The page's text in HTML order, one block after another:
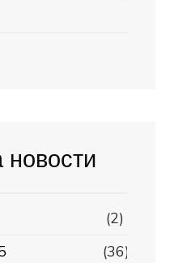
новости
(2)
(36)